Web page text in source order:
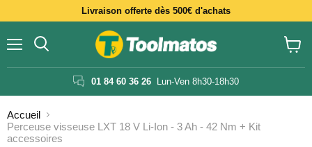
Livraison offerte dès 500€ d'achats
01 84 60 36 26 Lun-Ven 8h30-18h30
le
Accueil
Perceuse visseuse LXT 18 V Li-Ion - 3 Ah - 42 Nm + Kit
accessoires